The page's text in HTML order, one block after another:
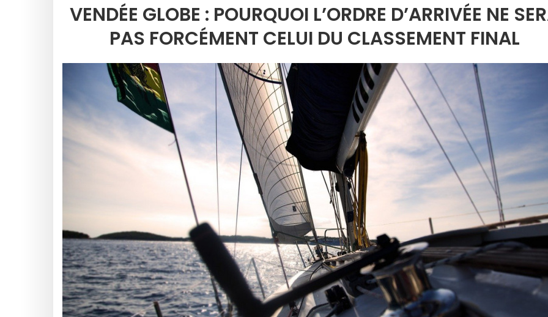
VENDÉE GLOBE : POURQUOI L’ORDRE D’ARRIVÉE NE
PAS FORCÉMENT CELUI DU CLASSEMENT FINAL